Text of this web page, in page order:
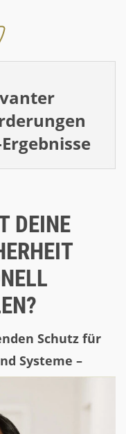
DEINE
Schutz für
Systeme –